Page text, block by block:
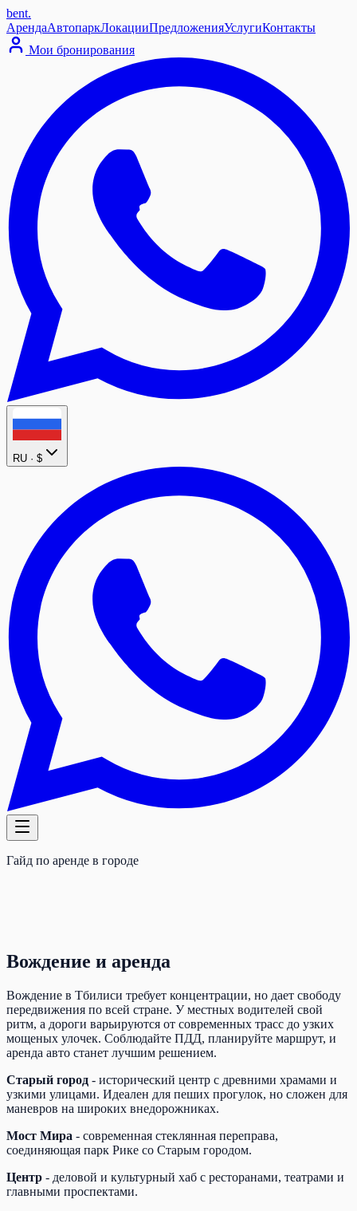
bent.
АрендаАвтопаркЛокацииПредложенияУслугиКонтакты
Мои бронирования
RU · $
Гайд по аренде в городе
Вождение и аренда
Вождение в Тбилиси требует концентрации, но дает свободу
передвижения по всей стране. У местных водителей свой
ритм, а дороги варьируются от современных трасс до узких
мощеных улочек. Соблюдайте ПДД, планируйте маршрут, и
аренда авто станет лучшим решением.
Старый город - исторический центр с древними храмами и
узкими улицами. Идеален для пеших прогулок, но сложен для
маневров на широких внедорожниках.
Мост Мира - современная стеклянная переправа,
соединяющая парк Рике со Старым городом.
Центр - деловой и культурный хаб с ресторанами, театрами и
главными проспектами.